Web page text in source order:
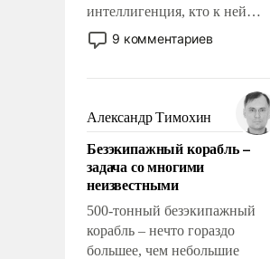
интеллигенция, кто к ней
принадлежит, а кого из неё
исключили с правом
чем она отличается от просто
образованных людей. Иногда
казалось, что эти вопросы
решены раз и навсегда, но –
нет, не решены.
9 комментариев
Александр Тимохин
Безэкипажный корабль –
задача со многими
неизвестными
500-тонный безэкипажный
корабль – нечто гораздо
большее, чем небольшие